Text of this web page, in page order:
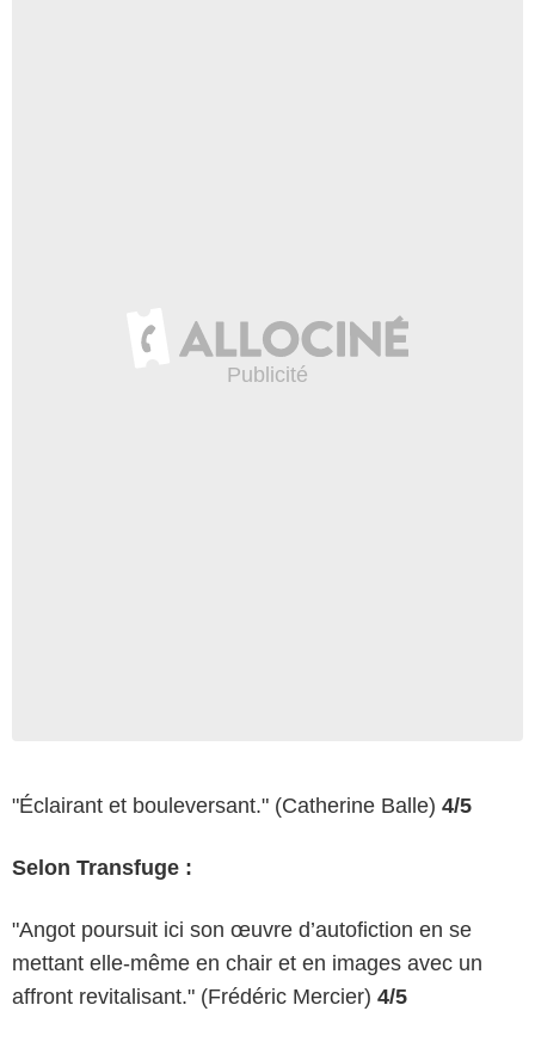
"Éclairant et bouleversant." (Catherine Balle) 4/5
Selon Transfuge :
"Angot poursuit ici son œuvre d’autofiction en se
mettant elle-même en chair et en images avec un
affront revitalisant." (Frédéric Mercier) 4/5